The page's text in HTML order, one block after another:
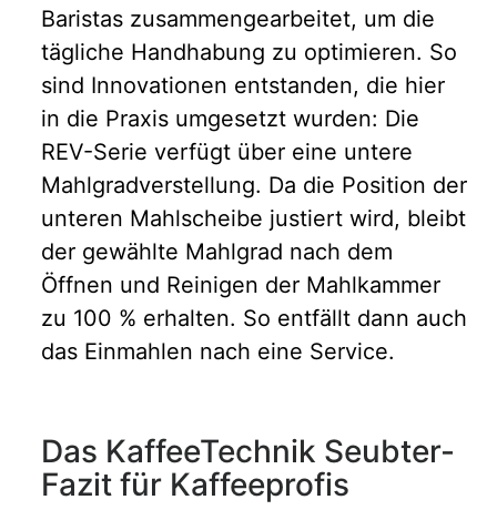
Baristas zusammengearbeitet, um die
tägliche Handhabung zu optimieren. So
sind Innovationen entstanden, die hier
in die Praxis umgesetzt wurden: Die
REV-Serie verfügt über eine untere
Mahlgradverstellung. Da die Position der
unteren Mahlscheibe justiert wird, bleibt
der gewählte Mahlgrad nach dem
Öffnen und Reinigen der Mahlkammer
zu 100 % erhalten. So entfällt dann auch
das Einmahlen nach eine Service.
Das KaffeeTechnik Seubter-
Fazit für Kaffeeprofis